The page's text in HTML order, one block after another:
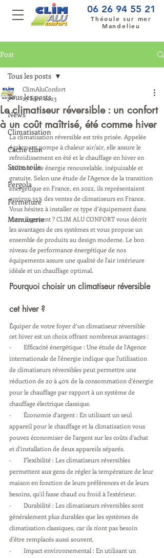
06 26 94 55 21
Théoule sur mer
Mandelieu
Post
Tous les posts
News
Climatisation
Cache clim
Store toile
Pergola
Fermeture
Menuiserie
Tous les posts
Le climatiseur réversible : un confort
à un coût maîtrisé, été comme hiver
ClimAluConfort
27 févr. 2023
La climatisation réversible est très prisée. Appelée
également pompe à chaleur air/air, elle assure le
refroidissement en été et le chauffage en hiver en
utilisant une énergie renouvelable, inépuisable et
gratuite. Selon une étude de l'Agence de la transition
énergétique en France, en 2022, ils représentaient
environ 35% des ventes de climatiseurs en France.
Vous hésitez à installer ce type d’équipement dans
votre logement ? CLIM ALU CONFORT vous décrit
les avantages de ces systèmes et vous propose un
ensemble de produits au design moderne. Le bon
niveau de performance énergétique de nos
équipements assure une qualité de l'air intérieure
idéale et un chauffage optimal.
Pourquoi choisir un climatiseur réversible
cet hiver ?
Équiper de votre foyer d’un climatiseur réversible
cet hiver est un choix offrant nombreux avantages :
-        Efficacité énergétique : Une étude de l'Agence
internationale de l'énergie indique que l'utilisation
de climatiseurs réversibles peut permettre une
réduction de 20 à 40% de la consommation d'énergie
pour le chauffage par rapport à un système de
chauffage électrique classique.
-        Économie d'argent : En utilisant un seul
appareil pour le chauffage et la climatisation vous
pouvez économiser de l'argent sur les coûts d'achat
et d'installation de deux appareils séparés.
-        Flexibilité : Les climatiseurs réversibles
permettent aux gens de régler la température de leur
maison en fonction de leurs préférences et de leurs
besoins, qu'il fasse chaud ou froid à l'extérieur.
-        Durabilité : Les climatiseurs réversibles sont
généralement plus durables que les systèmes de
climatisation classiques, car ils n'ont pas besoin
d'être remplacés aussi souvent.
-        Impact environnemental : En utilisant un